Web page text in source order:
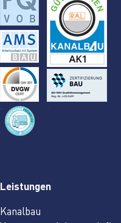
Leistungen
Kanalbau